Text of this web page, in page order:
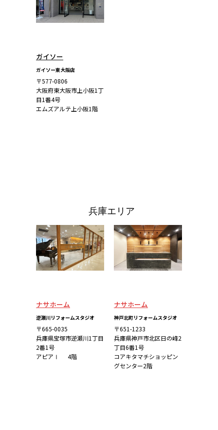
ガイソー
ガイソー東大阪店
〒577-0806
大阪府東大阪市上小阪1丁
目1番4号
エムズアルテ上小阪1階
兵庫エリア
ナサホーム
逆瀬川リフォームスタジオ
〒665-0035
兵庫県宝塚市逆瀬川1丁目
2番1号
アピアⅠ 4階
ナサホーム
神戸北町リフォームスタジオ
〒651-1233
兵庫県神戸市北区日の峰2
丁目6番1号
コアキタマチショッピン
グセンター2階